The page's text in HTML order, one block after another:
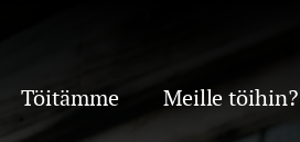
Töitämme Meille töihin?